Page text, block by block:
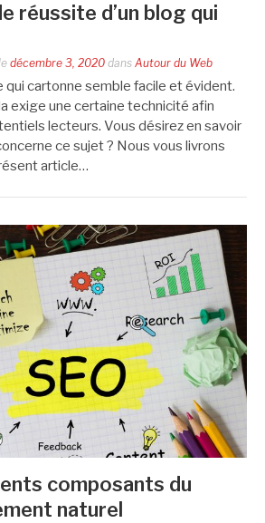
réussite d’un blog qui
décembre 3, 2020 dans Autour du Web
qui cartonne semble facile et évident.
exige une certaine technicité afin
lecteurs. Vous désirez en savoir
ce sujet ? Nous vous livrons
article…
composants du
naturel